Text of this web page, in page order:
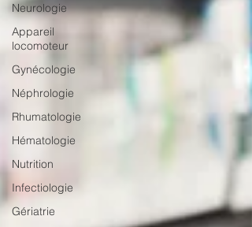
Neurologie
Appareil
locomoteur
Gynécologie
Néphrologie
Rhumatologie
Hématologie
Nutrition
Infectiologie
Gériatrie